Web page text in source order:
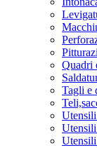
Quadri
Tagli e